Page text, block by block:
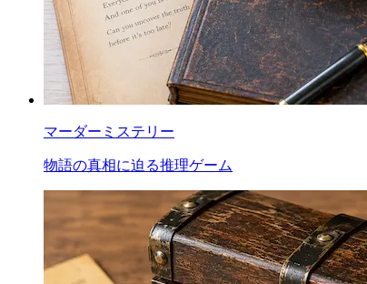
マーダーミステリー
物語の真相に迫る推理ゲーム